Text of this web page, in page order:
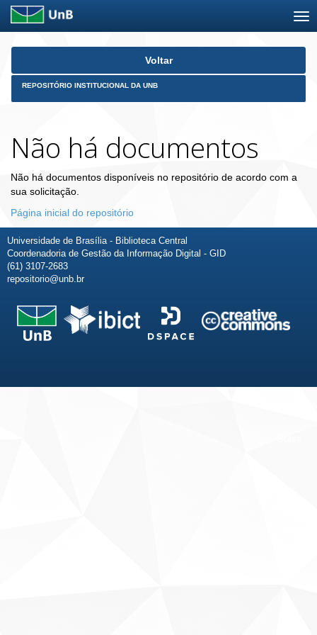
Skip
Voltar
REPOSITÓRIO INSTITUCIONAL DA UNB
Não há documentos
Não há documentos disponíveis no repositório de acordo com a
sua solicitação.
Página inicial do repositório
Universidade de Brasília - Biblioteca Central
Coordenadoria de Gestão da Informação Digital - GID
(61) 3107-2683
repositorio@unb.br